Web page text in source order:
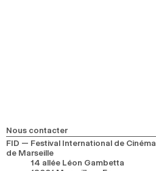
Nous contacter
FID — Festival International de Cinéma
de Marseille
14 allée Léon Gambetta